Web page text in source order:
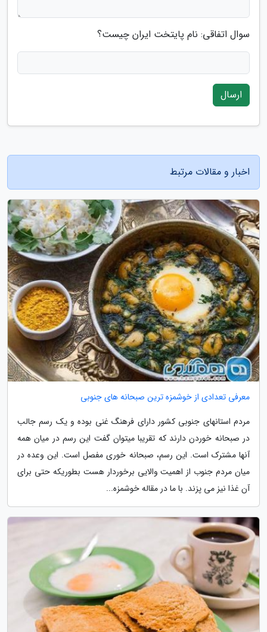
سوال اتفاقی: نام پایتخت ایران چیست؟
ارسال
اخبار و مقالات مرتبط
معرفی تعدادی از خوشمزه ترین صبحانه های جنوبی
مردم استانهای جنوبی کشور دارای فرهنگ غنی بوده و یک رسم جالب
در صبحانه خوردن دارند که تقریبا میتوان گفت این رسم در میان همه
آنها مشترک است. این رسم، صبحانه خوری مفصل است. این وعده در
میان مردم جنوب از اهمیت والایی برخوردار هست بطوریکه حتی برای
آن غذا نیز می پزند. با ما در مقاله خوشمزه...